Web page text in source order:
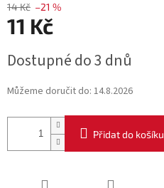
14 Kč –21 %
11 Kč
cena:
Dostupné do 3 dnů
Můžeme doručit do: 14.8.2026
Přidat do košíku